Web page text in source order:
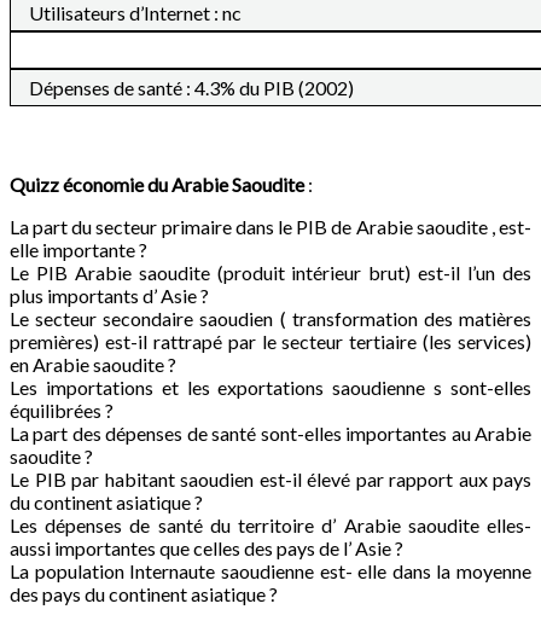
Utilisateurs d’Internet : nc
Dépenses de santé : 4.3% du PIB (2002)
Quizz économie duArabie Saoudite :
La part du secteur primaire dans le PIB de Arabie saoudite , est-
elle importante ?
Le PIB Arabie saoudite (produit intérieur brut) est-il l’un des
plus importants d’ Asie ?
Le secteur secondaire saoudien ( transformation des matières
premières) est-il rattrapé par le secteur tertiaire (les services)
en Arabie saoudite ?
Les importations et les exportations saoudienne s sont-elles
équilibrées ?
La part des dépenses de santé sont-elles importantes au Arabie
saoudite ?
Le PIB par habitant saoudien est-il élevé par rapport aux pays
du continent asiatique ?
Les dépenses de santé du territoire d’ Arabie saoudite elles-
aussi importantes que celles des pays de l’ Asie ?
La population Internaute saoudienne est- elle dans la moyenne
des pays du continent asiatique ?